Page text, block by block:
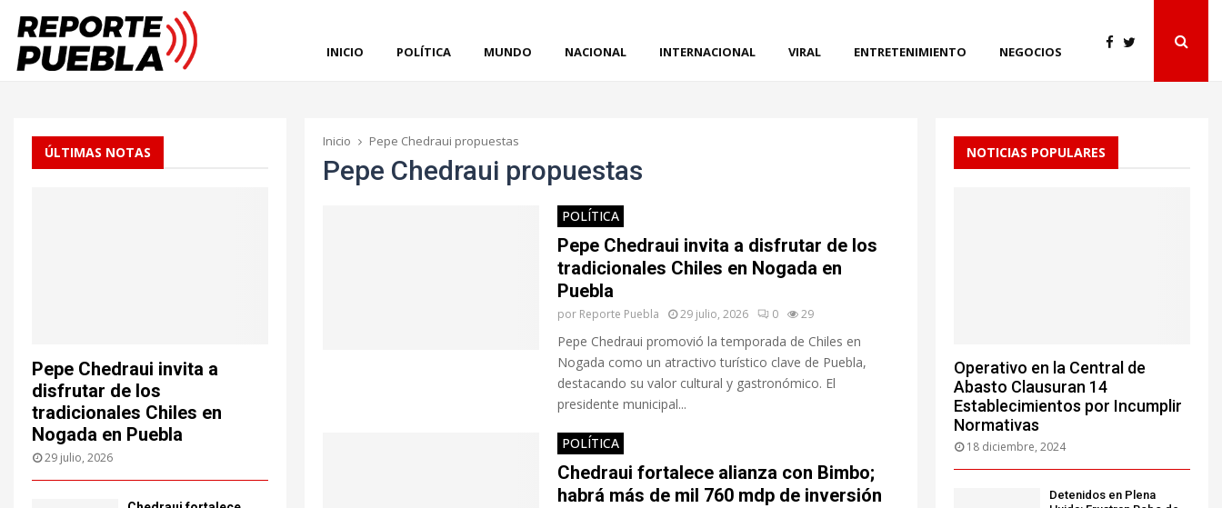
INICIO POLÍTICA MUNDO NACIONAL INTERNACIONAL VIRAL ENTRETENIMIENTO NEGOCIOS
Inicio Pepe Chedraui propuestas
Pepe Chedraui propuestas
POLÍTICA
Pepe Chedraui invita a disfrutar de los
tradicionales Chiles en Nogada en
Puebla
por Reporte Puebla 29 julio, 2026 0 29
Pepe Chedraui promovió la temporada de Chiles en
Nogada como un atractivo turístico clave de Puebla,
destacando su valor cultural y gastronómico. El
presidente municipal...
POLÍTICA
Chedraui fortalece alianza con Bimbo;
habrá más de mil 760 mdp de inversión
ÚLTIMAS NOTAS
Pepe Chedraui invita a
disfrutar de los
tradicionales Chiles en
Nogada en Puebla
29 julio, 2026
NOTICIAS POPULARES
Operativo en la Central de
Abasto Clausuran 14
Establecimientos por Incumplir
Normativas
18 diciembre, 2024
Detenidos en Plena